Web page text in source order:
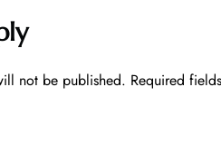
not be published. Required